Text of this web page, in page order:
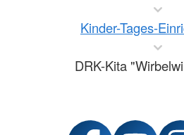
Kinder-Tages-
DRK-Kita